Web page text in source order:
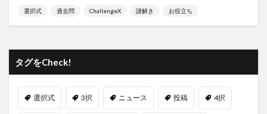
選択式 過去問 ChallengeX 謎解き お役立ち
タグをCheck!
選択式 3択 ニュース 投稿 4択